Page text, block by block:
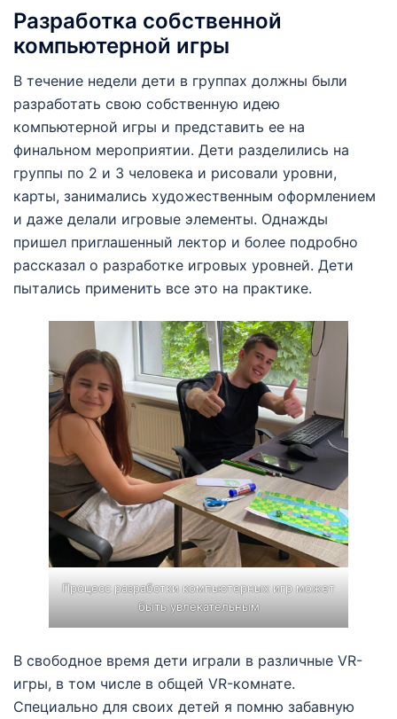
Разработка собственной
компьютерной игры
В течение недели дети в группах должны были
разработать свою собственную идею
компьютерной игры и представить ее на
финальном мероприятии. Дети разделились на
группы по 2 и 3 человека и рисовали уровни,
карты, занимались художественным оформлением
и даже делали игровые элементы. Однажды
пришел приглашенный лектор и более подробно
рассказал о разработке игровых уровней. Дети
пытались применить все это на практике.
Процесс разработки компьютерных игр может
быть увлекательным
В свободное время дети играли в различные VR-
игры, в том числе в общей VR-комнате.
Специально для своих детей я помню забавную